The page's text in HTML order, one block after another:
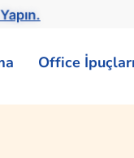
Office